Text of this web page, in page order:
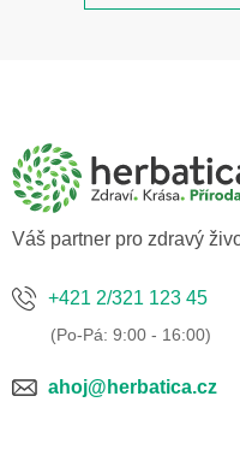
a
Váš partner pro zdravý
+421 2/321 123 45
ahoj@herbatica.cz